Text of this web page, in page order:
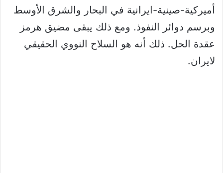
أميركية-صينية-ايرانية في البحار والشرق الأوسط
وبرسم دوائر النفوذ. ومع ذلك يبقى مضيق هرمز
عقدة الحل. ذلك أنه هو السلاح النووي الحقيقي
لايران.